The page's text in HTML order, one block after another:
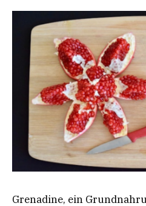
Grenadine, ein